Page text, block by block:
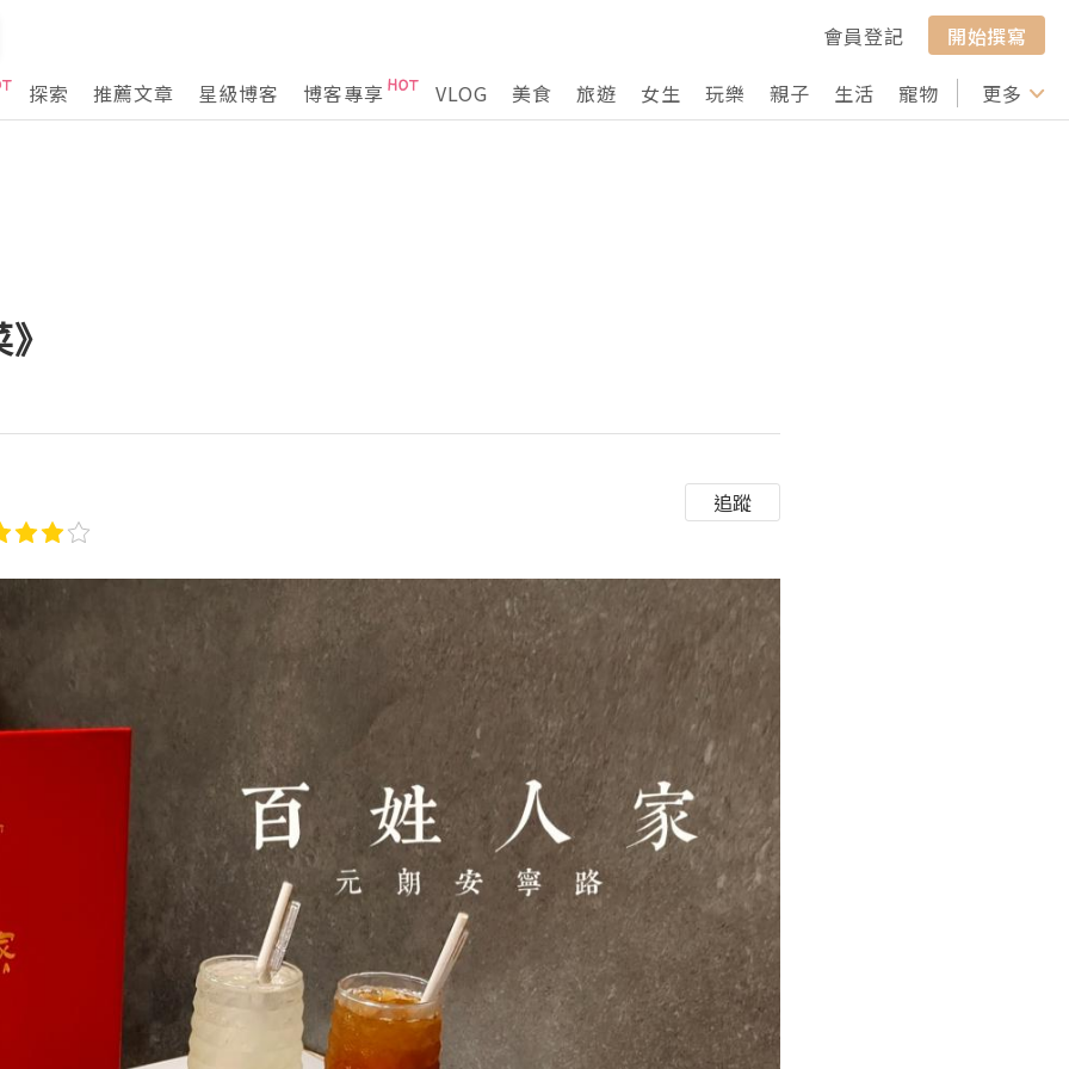
會員登記
開始撰寫
探索
推薦文章 星級博客 博客專享 VLOG 美食 旅遊 女生 玩樂 親子 生活 寵物 行山 打卡
更多
追蹤